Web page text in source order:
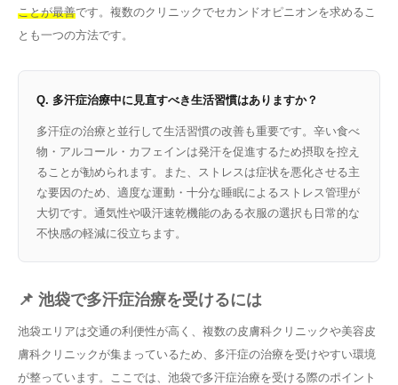
ことが最善です。複数のクリニックでセカンドオピニオンを求めるこ
とも一つの方法です。
Q. 多汗症治療中に見直すべき生活習慣はありますか？
多汗症の治療と並行して生活習慣の改善も重要です。辛い食べ
物・アルコール・カフェインは発汗を促進するため摂取を控え
ることが勧められます。また、ストレスは症状を悪化させる主
な要因のため、適度な運動・十分な睡眠によるストレス管理が
大切です。通気性や吸汗速乾機能のある衣服の選択も日常的な
不快感の軽減に役立ちます。
📌 池袋で多汗症治療を受けるには
池袋エリアは交通の利便性が高く、複数の皮膚科クリニックや美容皮
膚科クリニックが集まっているため、多汗症の治療を受けやすい環境
が整っています。ここでは、池袋で多汗症治療を受ける際のポイント